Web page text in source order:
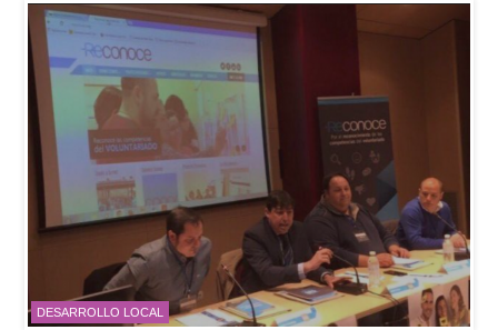
DESARROLLO LOCAL